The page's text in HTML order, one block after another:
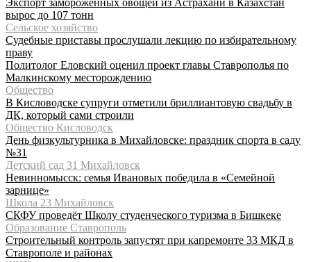
вырос до 107 тонн
Сельское хозяйство
Судебные приставы прослушали лекцию по избирательному
праву
Политолог Еловский оценил проект главы Ставрополья по
Малкинскому месторождению
Общество
В Кисловодске супруги отметили бриллиантовую свадьбу в
ДК, который сами строили
Общество Кисловодск
День физкультурника в Михайловске: праздник спорта в саду
№31
Детский сад 31 Михайловск
Невинномысск: семья Ивановых победила в «Семейной
зарнице»
Школа 23 Михайловск
СКФУ проведёт Школу студенческого туризма в Бишкеке
Образование Ставрополь
Строительный контроль запустят при капремонте 33 МКД в
Ставрополе и районах